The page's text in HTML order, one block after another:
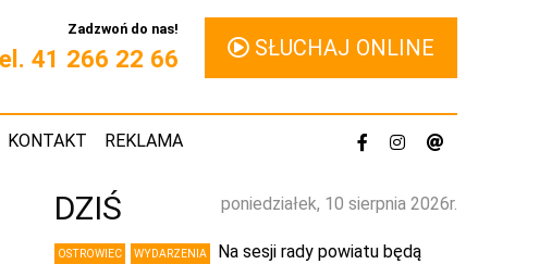
Zadzwoń do nas!
41 266 22 66 SŁUCHAJ ONLINE
KONTAKT REKLAMA
poniedziałek, 10 sierpnia 2026r.
DZIŚ
OSTROWIEC WYDARZENIA
Na sesji rady powiatu będą